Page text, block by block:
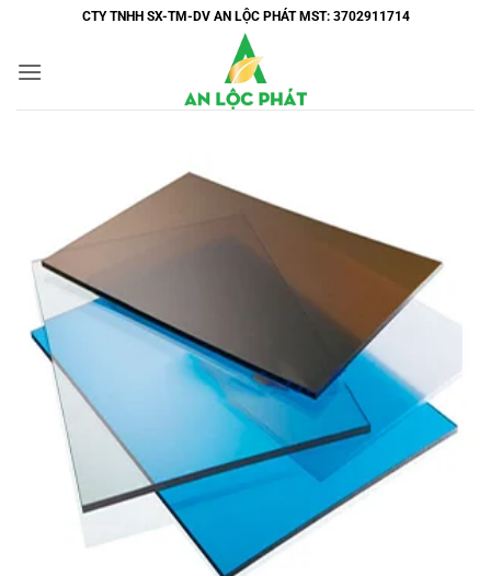
nội
CTY TNHH SX-TM-DV AN LỘC PHÁT MST: 3702911714